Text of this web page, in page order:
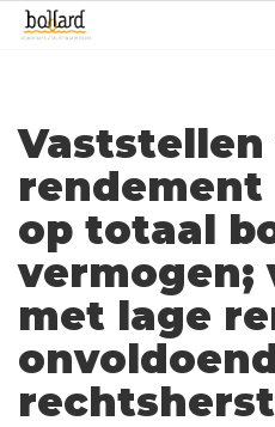
rendement
op totaal
vermogen;
met lage